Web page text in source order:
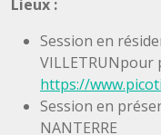
Lieux :
Session en
VILLETRUNpour
https://
Session en
NANTERRE